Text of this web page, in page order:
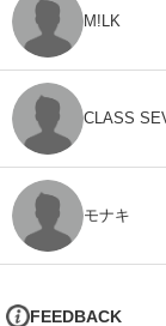
M!LK
CLASS
モナキ
FEEDBACK